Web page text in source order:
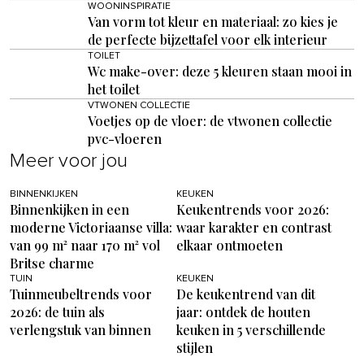
WOONINSPIRATIE
Van vorm tot kleur en materiaal: zo kies je
de perfecte bijzettafel voor elk interieur
TOILET
Wc make-over: deze 5 kleuren staan mooi in
het toilet
VTWONEN COLLECTIE
Voetjes op de vloer: de vtwonen collectie
pvc-vloeren
Meer voor jou
BINNENKIJKEN
Binnenkijken in een
moderne Victoriaanse villa:
van 99 m² naar 170 m² vol
Britse charme
KEUKEN
Keukentrends voor 2026:
waar karakter en contrast
elkaar ontmoeten
TUIN
Tuinmeubeltrends voor
2026: de tuin als
verlengstuk van binnen
KEUKEN
De keukentrend van dit
jaar: ontdek de houten
keuken in 5 verschillende
stijlen